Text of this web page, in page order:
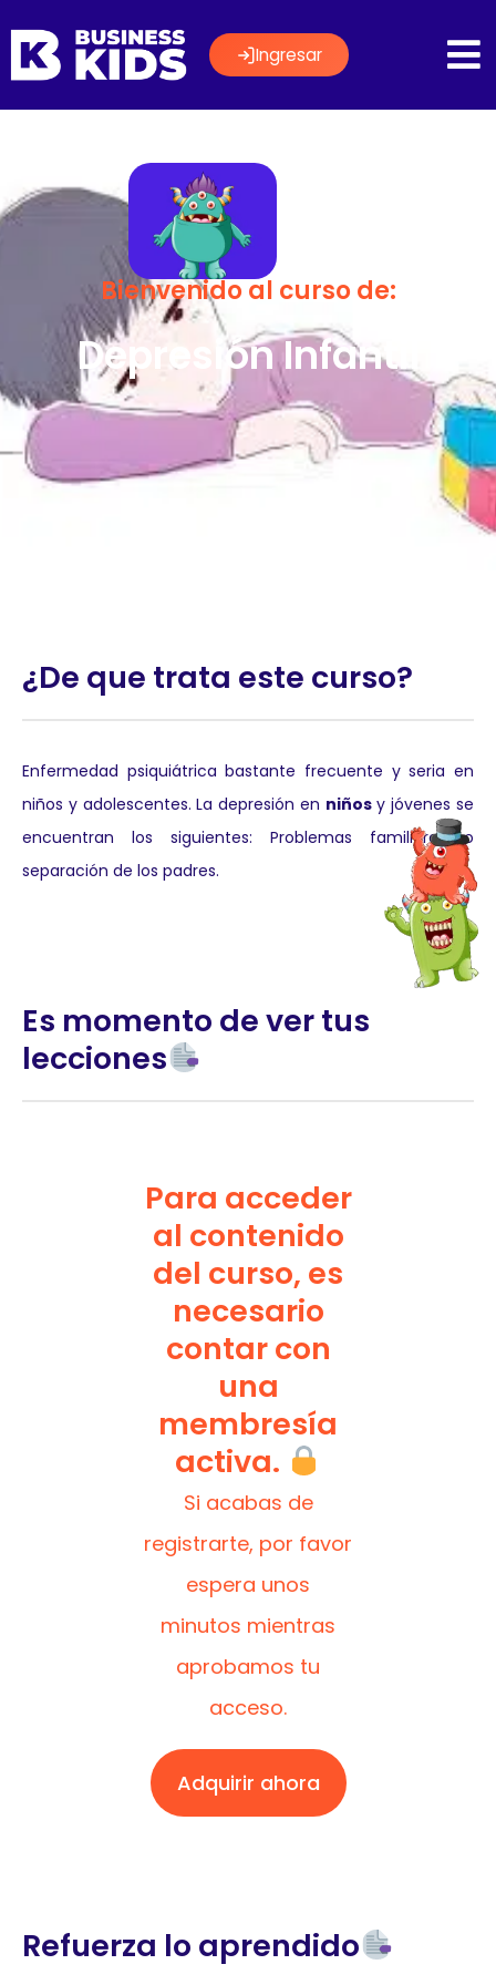
Ingresar
Bienvenido al curso de:
Depresión Infantil
¿De que trata este curso?
Enfermedad psiquiátrica bastante frecuente y seria en
niños y adolescentes. La depresión en niñosy jóvenes se
encuentran los siguientes: Problemas familiares o
separación de los padres.
Es momento de ver tus
lecciones
Para acceder
al contenido
del curso, es
necesario
contar con
una
membresía
activa.
Si acabas de
registrarte, por favor
espera unos
minutos mientras
aprobamos tu
acceso.
Adquirir ahora
Refuerza lo aprendido